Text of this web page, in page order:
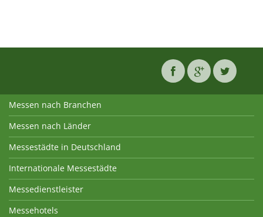
Messen nach Branchen
Messen nach Länder
Messestädte in Deutschland
Internationale Messestädte
Messedienstleister
Messehotels